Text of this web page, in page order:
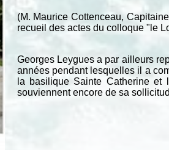
(M. Maurice Cottenceau,
recueil des actes du colloque "le
Georges Leygues a par ailleurs
années pendant lesquelles il a
la basilique Sainte Catherine
souviennent encore de sa